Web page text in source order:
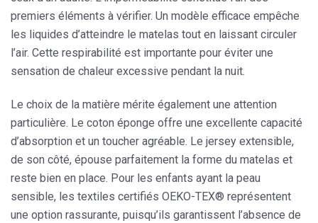
premiers éléments à vérifier. Un modèle efficace empêche
les liquides d’atteindre le matelas tout en laissant circuler
l’air. Cette respirabilité est importante pour éviter une
sensation de chaleur excessive pendant la nuit.
Le choix de la matière mérite également une attention
particulière. Le coton éponge offre une excellente capacité
d’absorption et un toucher agréable. Le jersey extensible,
de son côté, épouse parfaitement la forme du matelas et
reste bien en place. Pour les enfants ayant la peau
sensible, les textiles certifiés OEKO-TEX® représentent
une option rassurante, puisqu’ils garantissent l’absence de